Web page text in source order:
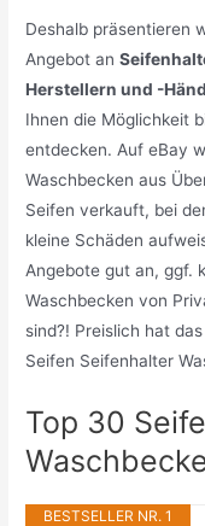
Deshalb präsentieren
Angebot an
Herstellern und -
Ihnen die Möglichkeit
entdecken. Auf eBay
Waschbecken aus
Seifen verkauft, bei
kleine Schäden
Angebote gut an, ggf.
Waschbecken von
sind?! Preislich hat
Seifen Seifenhalter
Top 30
BESTSELLER NR. 1